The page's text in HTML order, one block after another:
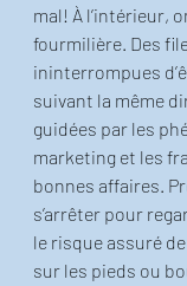
mal! À l’intérieur,
fourmilière. Des
ininterrompues
suivant la même
guidées par les
marketing et les
bonnes affaires.
s’arrêter pour
le risque assuré
sur les pieds ou